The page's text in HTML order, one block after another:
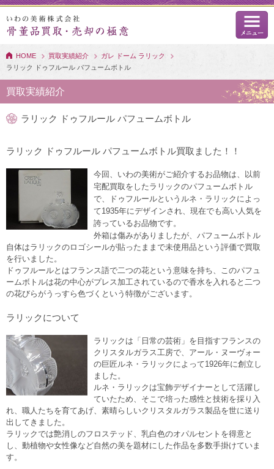
HOME 買取実績紹介
ガレ ドーム ラリック
ラリック ドゥフルール パフュームボトル
買取実績紹介
ラリック ドゥフルール パフュームボトル
ラリック ドゥフルール パフュームボトル買取ました！！
今回、いわの美術がご紹介するお品物は、以前
宅配買取をしたラリックのパフュームボトル
で、ドゥフルールというルネ・ラリックによっ
て1935年にデザインされ、現在でも高い人気を
誇っているお品物です。
外箱は傷みがありましたが、パフュームボトル
自体はラリックのロゴシールが貼ったままで未使用品という評価で買取
を行いました。
ドゥフルールとはフランス語で二つの花という意味を持ち、このパフュ
ームボトルは花の中心がプレス加工されているので香水を入れると二つ
の花びらがうっすら色づくという特徴がございます。
ラリックについて
ラリックは「日常の芸術」を目指すフランスの
クリスタルガラス工房で、アール・ヌーヴォー
の巨匠ルネ・ラリックによって1926年に創立し
ました。
ルネ・ラリックは宝飾デザイナーとして活躍し
ていたため、そこで培った感性と技術を採り入
れ、職人たちを育てあげ、素晴らしいクリスタルガラス製品を世に送り
出してきました。
ラリックでは艶消しのフロステッド、乳白色のオパルセントを得意と
し、動植物や女性像など自然の美を題材にした作品を多数手掛けていま
す。